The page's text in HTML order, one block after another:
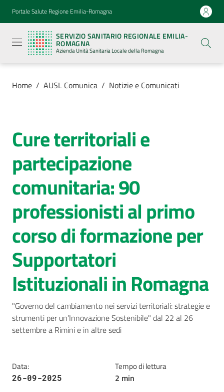
Vai al contenuto
Vai alla navigazione
Vai al footer
Portale Salute Regione Emilia-Romagna
SERVIZIO SANITARIO REGIONALE EMILIA-
ROMAGNA
Azienda Unità Sanitaria Locale della Romagna
Sanitario
Regionale
Emilia-
Romagna
Azienda
Sanitaria
Locale della
Azienda
Servizi
Luoghi
di
cura
AUSL
Comunica
Carta
Dedicato
Home / AUSL Comunica / Notizie e Comunicati
Salta al contenuto
Cure territoriali e
partecipazione
comunitaria: 90
professionisti al primo
corso di formazione per
Supportatori
Istituzionali in Romagna
"Governo del cambiamento nei servizi territoriali: strategie e
strumenti per un’Innovazione Sostenibile" dal 22 al 26
settembre a Rimini e in altre sedi
Data:
26-09-2025
Tempo di lettura
2 min